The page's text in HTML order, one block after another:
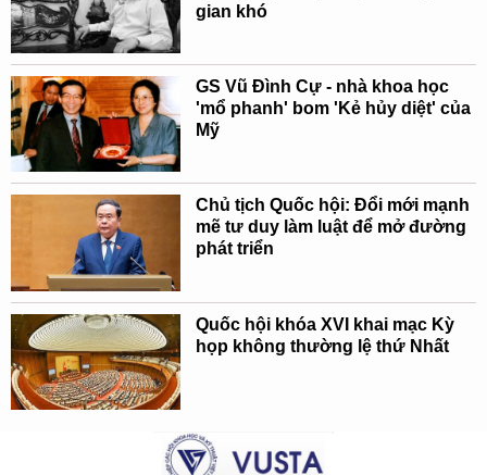
gian khó
GS Vũ Đình Cự - nhà khoa học
'mổ phanh' bom 'Kẻ hủy diệt' của
Mỹ
Chủ tịch Quốc hội: Đổi mới mạnh
mẽ tư duy làm luật để mở đường
phát triển
Quốc hội khóa XVI khai mạc Kỳ
họp không thường lệ thứ Nhất